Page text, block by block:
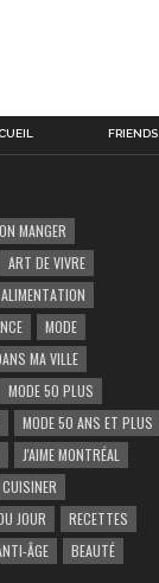
FRIENDS
MANGER
ART DE VIVRE
MODE
MA VILLE
MODE 50 PLUS
MODE 50 ANS ET PLUS
J'AIME MONTRÉAL
CUISINER
JOUR
RECETTES
ÂGE BEAUTÉ